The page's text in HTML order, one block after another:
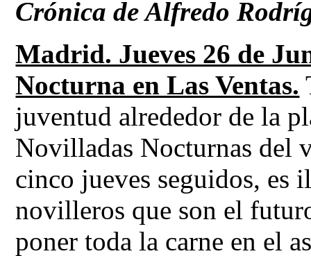
Crónica de Alfredo
Madrid. Jueves 26 de
Nocturna en Las Ventas.
juventud alrededor de la
Novilladas Nocturnas del
cinco jueves seguidos, es
novilleros que son el
poner toda la carne en el